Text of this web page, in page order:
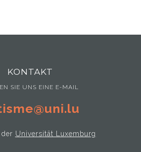
KONTAKT
SIE UNS EINE E-MAIL
der Universität Luxemburg